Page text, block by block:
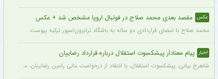
عکس مقصد بعدی محمد صلاح در فوتبال اروپا مشخص شد + عکس
محمد صلاح با امضای قراردادی دو ساله به باشگاه ترابزون‌اسپور ترکیه پیوست.
اخبار پیام معنادار پیشکسوت استقلال درباره قرارداد رضاییان
شاهرخ بیانی، پیشکسوت استقلال، با انتقاد از درخواست مالی رامین رضاییان، مدعی